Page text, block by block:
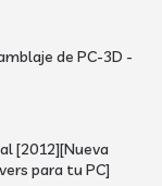
de PC-3D -
[2012][Nueva
para tu PC]